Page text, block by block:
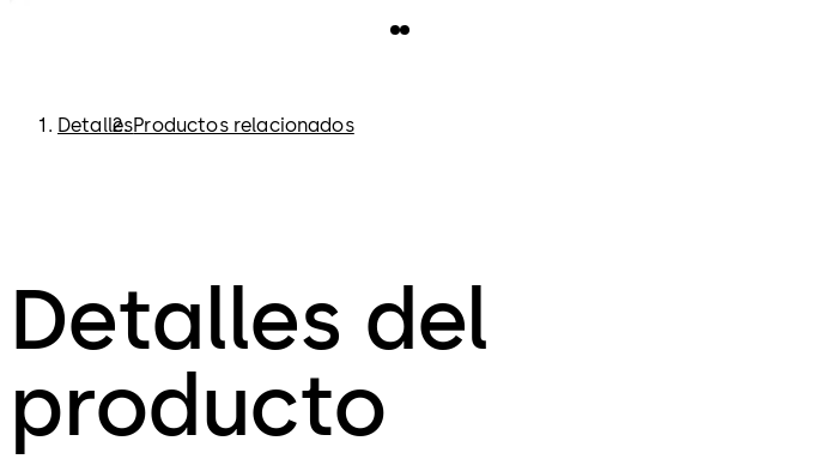
DetallesProductos relacionados
Detalles del
producto